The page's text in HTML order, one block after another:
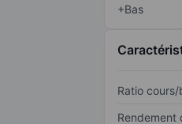
+Bas
Ratio
Rendement